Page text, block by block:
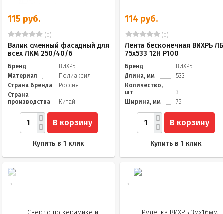
115 руб.
(0)
Валик сменный фасадный для
всех ЛКМ 250/40/6
Бренд
ВИХРЬ
Материал
Полиакрил
Страна бренда
Россия
Страна
производства
Китай
В корзину
Купить в 1 клик
114 руб.
(0)
Лента бесконечная ВИХРЬ ЛБ
75х533 12Н P100
Бренд
ВИХРЬ
Длина, мм
533
Количество,
шт
3
Ширина, мм
75
В корзину
Купить в 1 клик